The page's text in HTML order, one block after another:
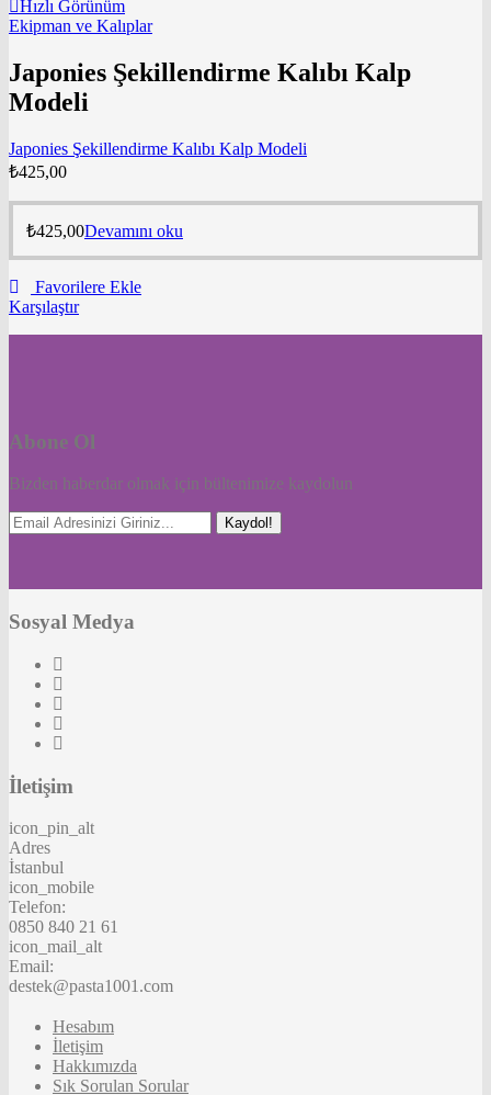
Hızlı Görünüm
Ekipman ve Kalıplar
Japonies Şekillendirme Kalıbı Kalp
Modeli
Japonies Şekillendirme Kalıbı Kalp Modeli
₺425,00
₺425,00Devamını oku
Favorilere Ekle
Karşılaştır
Abone Ol
Bizden haberdar olmak için bültenimize kaydolun
Kaydol!
Sosyal Medya
İletişim
icon_pin_alt
Adres
İstanbul
icon_mobile
Telefon:
0850 840 21 61
icon_mail_alt
Email:
destek@pasta1001.com
Hesabım
İletişim
Hakkımızda
Sık Sorulan Sorular